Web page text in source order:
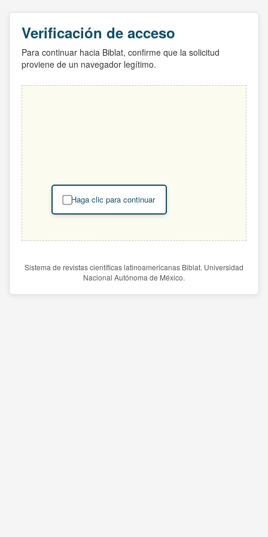
Verificación de acceso
Para continuar hacia Biblat, confirme que la solicitud
proviene de un navegador legítimo.
Haga clic para continuar
Sistema de revistas científicas latinoamericanas Biblat. Universidad
Nacional Autónoma de México.